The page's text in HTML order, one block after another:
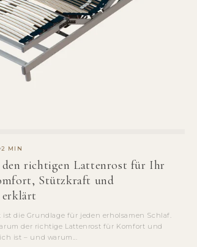
2 MIN
den richtigen Lattenrost für Ihr
Stützkraft und
die Grundlage für jeden erholsamen Schlaf.
der richtige Lattenrost für Komfort und
ist – und warum...